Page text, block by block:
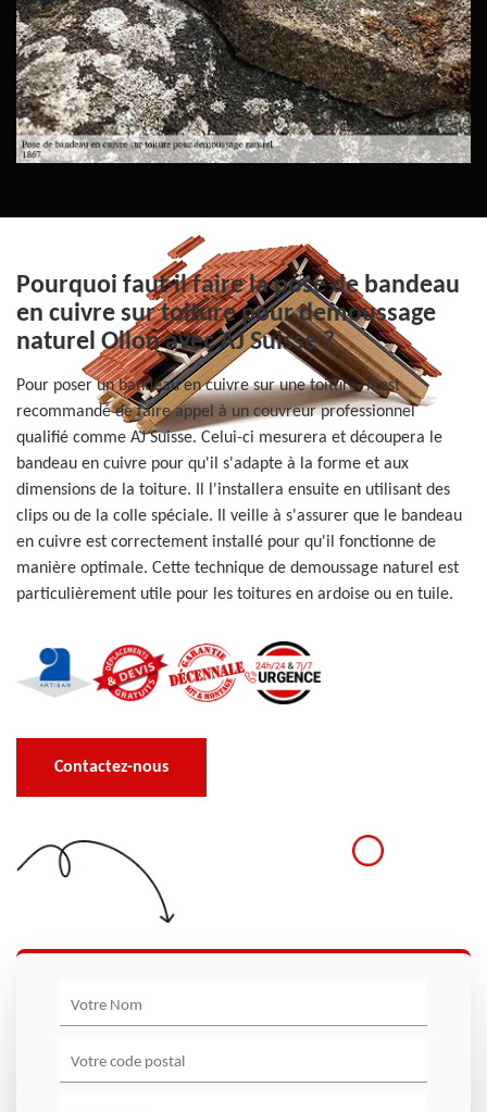
Pourquoi faut-il faire la pose de bandeau
en cuivre sur toiture pour demoussage
naturel Ollon avec AJ Suisse ?
Pour poser un bandeau en cuivre sur une toiture, il est
recommandé de faire appel à un couvreur professionnel
qualifié comme AJ Suisse. Celui-ci mesurera et découpera le
bandeau en cuivre pour qu'il s'adapte à la forme et aux
dimensions de la toiture. Il l'installera ensuite en utilisant des
clips ou de la colle spéciale. Il veille à s'assurer que le bandeau
en cuivre est correctement installé pour qu'il fonctionne de
manière optimale. Cette technique de demoussage naturel est
particulièrement utile pour les toitures en ardoise ou en tuile.
Contactez-nous